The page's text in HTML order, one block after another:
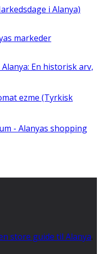
i Alanya)
markeder
En historisk arv,
ezme (Tyrkisk
- Alanyas shopping
store guide til Alanya.